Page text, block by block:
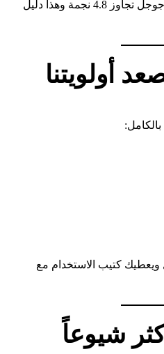
📌 تقييم عملائنا على مستوى جوجل تجاوز 4.8 نجمة وهذا دليل
كتيب الاستخدام مع
شيوعاً